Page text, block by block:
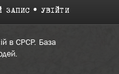
ЗАПИС УВІЙТИ
в СРСР. База